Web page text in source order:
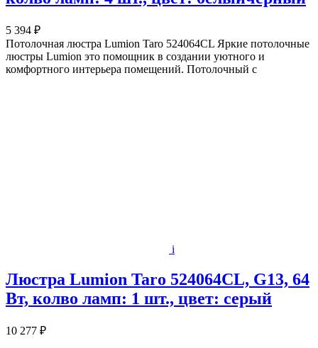
5 394 ₽
Потолочная люстра Lumion Taro 524064CL Яркие потолочные
люстры Lumion это помощник в создании уютного и
комфортного интерьера помещений. Потолочный с
i
Люстра Lumion Taro 524064CL, G13, 64
Вт, колво ламп: 1 шт., цвет: серый
10 277 ₽